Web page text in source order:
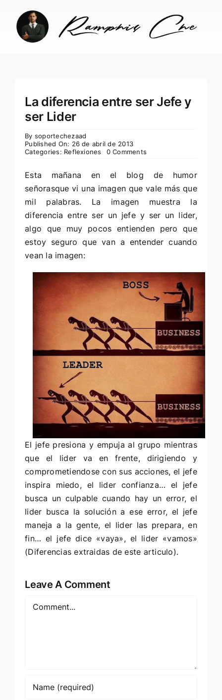
content
La diferencia entre ser Jefe y
ser Lider
By soportechezaad
Published On: 26 de abril de 2013
Categories: Reflexiones 0 Comments
Esta mañana en el blog de humor
señorasque vi una imagen que vale más que
mil palabras. La imagen muestra la
diferencia entre ser un jefe y ser un lider,
algo que muy pocos entienden pero que
estoy seguro que van a entender cuando
vean la imagen:
El jefe presiona y empuja al grupo mientras
que el lider va en frente, dirigiendo y
comprometiendose con sus acciones, el jefe
inspira miedo, el lider confianza… el jefe
busca un culpable cuando hay un error, el
lider busca la solución a ese error, el jefe
maneja a la gente, el lider las prepara, en
fin… el jefe dice «vaya», el lider «vamos»
(Diferencias extraidas de este articulo).
Leave A Comment